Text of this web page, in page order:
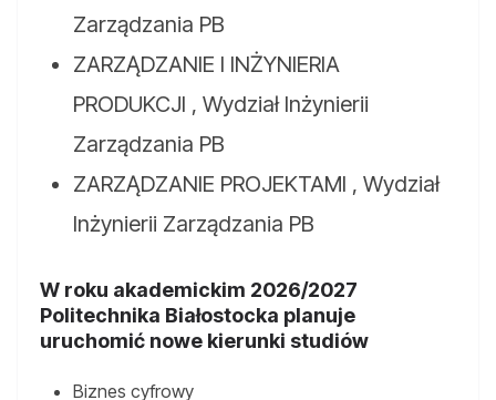
Zarządzania PB
ZARZĄDZANIE I INŻYNIERIA
PRODUKCJI , Wydział Inżynierii
Zarządzania PB
ZARZĄDZANIE PROJEKTAMI , Wydział
Inżynierii Zarządzania PB
W roku akademickim 2026/2027
Politechnika Białostocka planuje
uruchomić nowe kierunki studiów
Biznes cyfrowy